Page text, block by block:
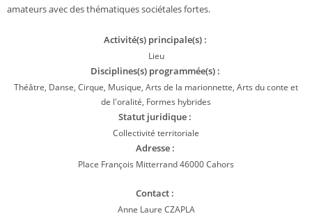
amateurs avec des thématiques sociétales fortes.
Activité(s) principale(s) :
Lieu
Disciplines(s) programmée(s) :
Théâtre, Danse, Cirque, Musique, Arts de la marionnette, Arts du conte et
de l'oralité, Formes hybrides
Statut juridique :
Collectivité territoriale
Adresse :
Place François Mitterrand 46000 Cahors
Contact :
Anne Laure CZAPLA